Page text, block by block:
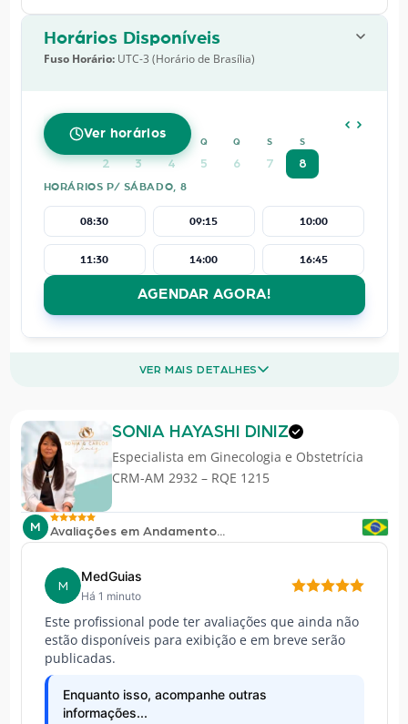
Horários Disponíveis
Fuso Horário:UTC-3 (Horário de Brasília)
Ver horários
AGOSTO 2026
Q Q S S
2 3 4 5 6 7 8
HORÁRIOS P/ SÁBADO, 8
08:30 09:15 10:00
11:30 14:00 16:45
AGENDAR AGORA!
VER MAIS DETALHES
SONIA HAYASHI DINIZ
Especialista em Ginecologia e Obstetrícia
CRM-AM 2932 – RQE 1215
M Avaliações em Andamento...
M
MedGuias
Há 1 minuto
Este profissional pode ter avaliações que ainda não
estão disponíveis para exibição e em breve serão
publicadas.
Enquanto isso, acompanhe outras
informações...